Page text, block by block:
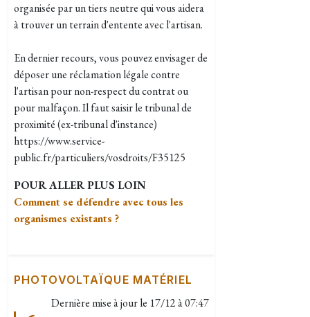
organisée par un tiers neutre qui vous aidera
à trouver un terrain d'entente avec l'artisan.
En dernier recours, vous pouvez envisager de
déposer une réclamation légale contre
l'artisan pour non-respect du contrat ou
pour malfaçon. Il faut saisir le tribunal de
proximité (ex-tribunal d'instance)
https://www.service-
public.fr/particuliers/vosdroits/F35125
POUR ALLER PLUS LOIN
Comment se défendre avec tous les
organismes existants ?
PHOTOVOLTAÏQUE MATÉRIEL
Dernière mise à jour le 17/12 à 07:47